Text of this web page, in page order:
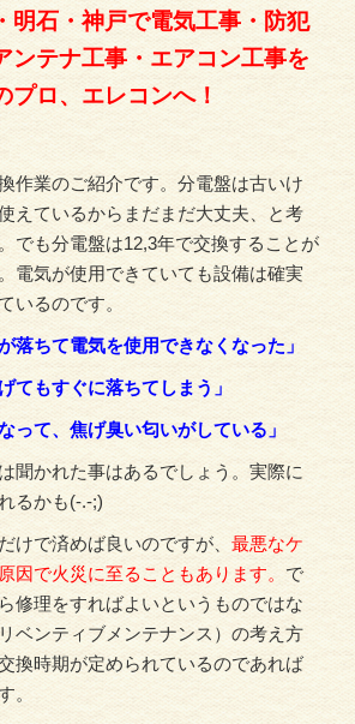
明石・神戸で電気工事・防犯
ンテナ工事・エアコン工事を
プロ、エレコンへ！
作業のご紹介です。分電盤は古いけ
えているからまだまだ大丈夫、と考
でも分電盤は12,3年で交換することが
電気が使用できていても設備は確実
いるのです。
落ちて電気を使用できなくなった」
てもすぐに落ちてしまう」
って、焦げ臭い匂いがしている」
聞かれた事はあるでしょう。実際に
るかも(-.-;)
けで済めば良いのですが、 最悪なケ
因で火災に至ることもあります。 で
修理をすればよいというものではな
ベンティブメンテナンス）の考え方
換時期が定められているのであれば
。